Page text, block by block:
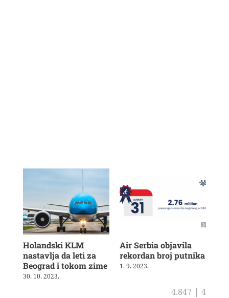
Holandski KLM
nastavlja da leti za
Beograd i tokom zime
30. 10. 2023.
Air Serbia objavila
rekordan broj putnika
1. 9. 2023.
4.847 | 4